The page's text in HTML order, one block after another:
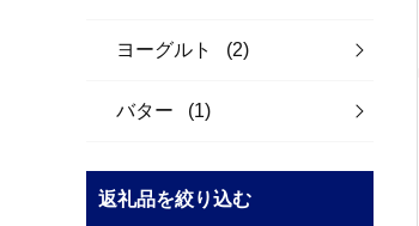
ヨーグルト (2)
バター (1)
返礼品を絞り込む